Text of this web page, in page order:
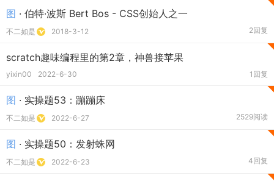
图 · 伯特·波斯 Bert Bos - CSS创始人之一
不二如是 2018-3-12 2回复
scratch趣味编程里的第2章，神兽接苹果
yixin00 2022-6-30 1回复
图 · 实操题53：蹦蹦床
不二如是 2022-6-27 2529阅读
图 · 实操题50：发射蛛网
不二如是 2022-6-23 4回复